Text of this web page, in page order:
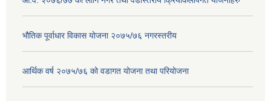
भौतिक पूर्वाधार विकास योजना २०७५/७६ नगरस्तरीय
आर्थिक वर्ष २०७५/७६ को वडागत योजना तथा परियोजना